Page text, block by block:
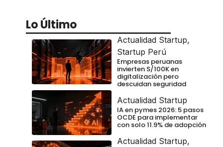
Lo Último
Actualidad Startup,
Startup Perú
Empresas peruanas
invierten S/100K en
digitalización pero
descuidan seguridad
Actualidad Startup
IA en pymes 2026: 5 pasos
OCDE para implementar
con solo 11.9% de adopción
Actualidad Startup,